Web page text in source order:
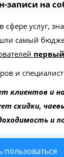
записи на
в сфере услуг,
самый
и
клиентов и
скидки,
и
пользоваться